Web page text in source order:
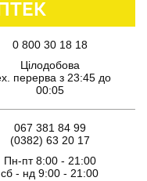
0 800 30 18 18
Цілодобова
перерва з 23:45 до
00:05
067 381 84 99
(0382) 63 20 17
Пн-пт 8:00 - 21:00
сб - нд 9:00 - 21:00